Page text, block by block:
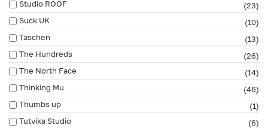
Studio ROOF
(23)
Suck UK
(10)
Taschen
(13)
The Hundreds
(26)
The North Face
(14)
Thinking Mu
(46)
Thumbs up
(1)
Tutvika Studio
(6)